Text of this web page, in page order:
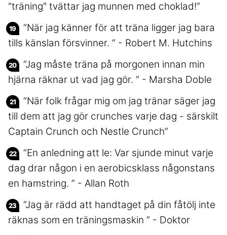
"träning" tvättar jag munnen med choklad!”
“När jag känner för att träna ligger jag bara
tills känslan försvinner. ” - Robert M. Hutchins
“Jag måste träna på morgonen innan min
hjärna räknar ut vad jag gör. ” - Marsha Doble
“När folk frågar mig om jag tränar säger jag
till dem att jag gör crunches varje dag - särskilt
Captain Crunch och Nestle Crunch”
“En anledning att le: Var sjunde minut varje
dag drar någon i en aerobicsklass någonstans
en hamstring. ” - Allan Roth
“Jag är rädd att handtaget på din fåtölj inte
räknas som en träningsmaskin ” - Doktor